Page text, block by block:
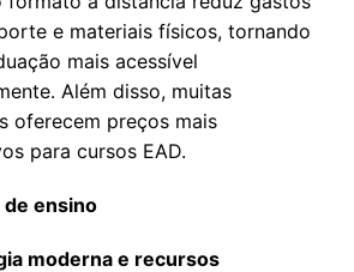
e materiais físicos, tornando
mais acessível
Além disso, muitas
oferecem preços mais
para cursos EAD.
de ensino
moderna e recursos